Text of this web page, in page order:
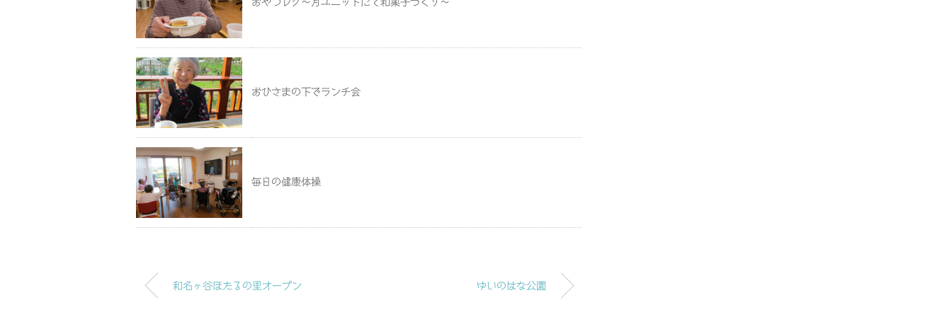
おやつレク～月ユニットにて和菓子づくり～
おひさまの下でランチ会
毎日の健康体操
和名ヶ谷ほたるの里オープン ゆいのはな公園